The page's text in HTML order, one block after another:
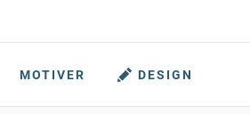
MOTIVER DESIGN